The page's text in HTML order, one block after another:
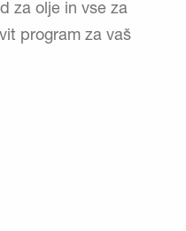
za olje in vse za
program za vaš